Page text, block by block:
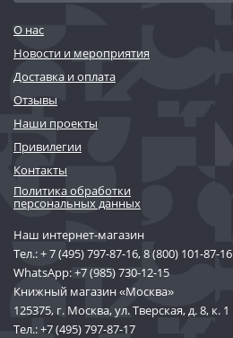
О нас
Новости и мероприятия
Доставка и оплата
Отзывы
Наши проекты
Привилегии
Контакты
Политика обработки
персональных данных
Наш интернет-магазин
Тел.:+ 7 (495) 797-87-16,8 (800) 101-87-16
WhatsApp:+7 (985) 730-12-15
Книжный магазин «Москва»
125375, г. Москва, ул. Тверская, д. 8, к. 1
Тел.:+7 (495) 797-87-17